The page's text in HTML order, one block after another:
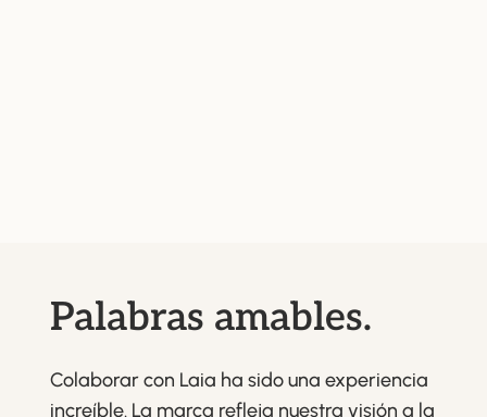
Palabras amables.
Colaborar con Laia ha sido una experiencia
increíble. La marca refleja nuestra visión a la